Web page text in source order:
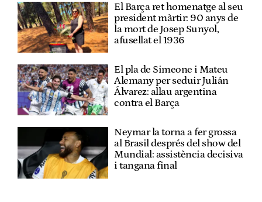
El Barça ret homenatge al seu
president màrtir: 90 anys de
la mort de Josep Sunyol,
afusellat el 1936
El pla de Simeone i Mateu
Alemany per seduir Julián
Álvarez: allau argentina
contra el Barça
Neymar la torna a fer grossa
al Brasil després del show del
Mundial: assistència decisiva
i tangana final